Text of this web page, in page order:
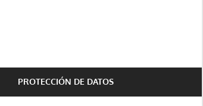
PROTECCIÓN DE DATOS